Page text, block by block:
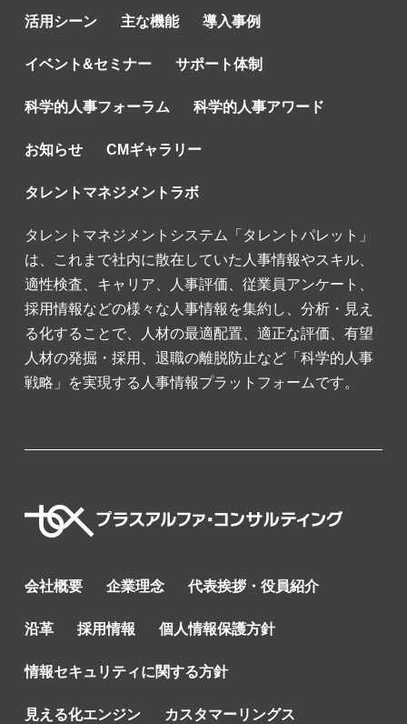
活用シーン 主な機能 導入事例
イベント&セミナー サポート体制
科学的人事フォーラム 科学的人事アワード
お知らせ CMギャラリー
タレントマネジメントラボ
タレントマネジメントシステム「タレントパレット」
は、これまで社内に散在していた人事情報やスキル、
適性検査、キャリア、人事評価、従業員アンケート、
採用情報などの様々な人事情報を集約し、分析・見え
る化することで、人材の最適配置、適正な評価、有望
人材の発掘・採用、退職の離脱防止など「科学的人事
戦略」を実現する人事情報プラットフォームです。
会社概要 企業理念 代表挨拶・役員紹介
沿革 採用情報 個人情報保護方針
情報セキュリティに関する方針
見える化エンジン カスタマーリングス